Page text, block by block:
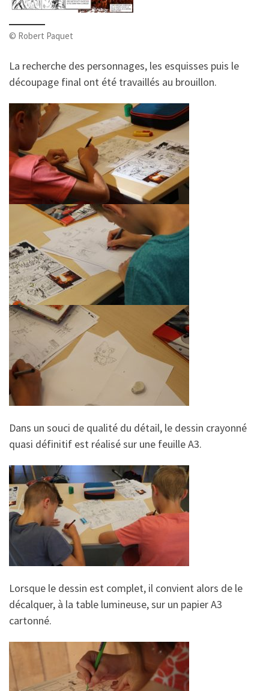
© Robert Paquet
La recherche des personnages, les esquisses puis le
découpage final ont été travaillés au brouillon.
Dans un souci de qualité du détail, le dessin crayonné
quasi définitif est réalisé sur une feuille A3.
Lorsque le dessin est complet, il convient alors de le
décalquer, à la table lumineuse, sur un papier A3
cartonné.